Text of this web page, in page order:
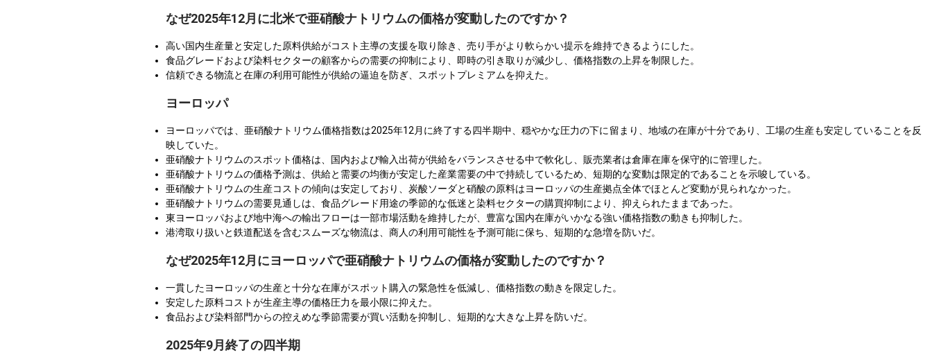
なぜ2025年12月に北米で亜硝酸ナトリウムの価格が変動したのですか？
高い国内生産量と安定した原料供給がコスト主導の支援を取り除き、売り手がより軟らかい提示を維持できるようにした。
食品グレードおよび染料セクターの顧客からの需要の抑制により、即時の引き取りが減少し、価格指数の上昇を制限した。
信頼できる物流と在庫の利用可能性が供給の逼迫を防ぎ、スポットプレミアムを抑えた。
ヨーロッパ
ヨーロッパでは、亜硝酸ナトリウム価格指数は2025年12月に終了する四半期中、穏やかな圧力の下に留まり、地域の在庫が十分であり、工場の生産も安定していることを反
映していた。
亜硝酸ナトリウムのスポット価格は、国内および輸入出荷が供給をバランスさせる中で軟化し、販売業者は倉庫在庫を保守的に管理した。
亜硝酸ナトリウムの価格予測は、供給と需要の均衡が安定した産業需要の中で持続しているため、短期的な変動は限定的であることを示唆している。
亜硝酸ナトリウムの生産コストの傾向は安定しており、炭酸ソーダと硝酸の原料はヨーロッパの生産拠点全体でほとんど変動が見られなかった。
亜硝酸ナトリウムの需要見通しは、食品グレード用途の季節的な低迷と染料セクターの購買抑制により、抑えられたままであった。
東ヨーロッパおよび地中海への輸出フローは一部市場活動を維持したが、豊富な国内在庫がいかなる強い価格指数の動きも抑制した。
港湾取り扱いと鉄道配送を含むスムーズな物流は、商人の利用可能性を予測可能に保ち、短期的な急増を防いだ。
なぜ2025年12月にヨーロッパで亜硝酸ナトリウムの価格が変動したのですか？
一貫したヨーロッパの生産と十分な在庫がスポット購入の緊急性を低減し、価格指数の動きを限定した。
安定した原料コストが生産主導の価格圧力を最小限に抑えた。
食品および染料部門からの控えめな季節需要が買い活動を抑制し、短期的な大きな上昇を防いだ。
2025年9月終了の四半期